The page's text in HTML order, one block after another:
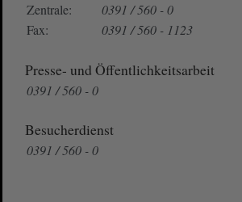
Zentrale:
0391 / 560 - 0
Fax:
0391 / 560 - 1123
Presse- und Öffentlichkeitsarbeit
0391 / 560 - 0
Besucherdienst
0391 / 560 - 0